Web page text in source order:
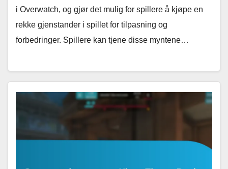
i Overwatch, og gjør det mulig for spillere å kjøpe en
rekke gjenstander i spillet for tilpasning og
forbedringer. Spillere kan tjene disse myntene…